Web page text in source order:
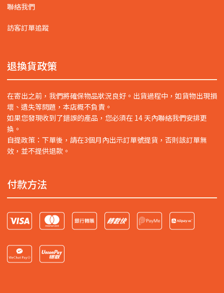
聯絡我們
訪客訂單追蹤
退換貨政策
在寄出之前，我們將確保物品狀況良好。出貨過程中，如貨物出現損
壞、遺失等問題，本店概不負責。
如果您發現收到了錯誤的產品，您必須在 14 天內聯絡我們安排更
換。
自提政策：下單後，請在3個月內出示訂單號提貨，否則該訂單無
效，並不提供退款。
付款方法